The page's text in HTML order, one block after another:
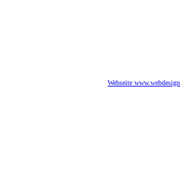
Webseite